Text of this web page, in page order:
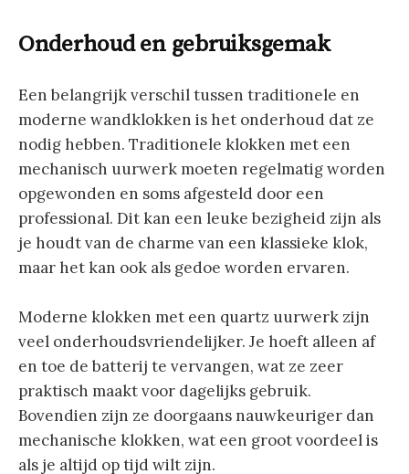
Onderhoud en gebruiksgemak
Een belangrijk verschil tussen traditionele en
moderne wandklokken is het onderhoud dat ze
nodig hebben. Traditionele klokken met een
mechanisch uurwerk moeten regelmatig worden
opgewonden en soms afgesteld door een
professional. Dit kan een leuke bezigheid zijn als
je houdt van de charme van een klassieke klok,
maar het kan ook als gedoe worden ervaren.
Moderne klokken met een quartz uurwerk zijn
veel onderhoudsvriendelijker. Je hoeft alleen af
en toe de batterij te vervangen, wat ze zeer
praktisch maakt voor dagelijks gebruik.
Bovendien zijn ze doorgaans nauwkeuriger dan
mechanische klokken, wat een groot voordeel is
als je altijd op tijd wilt zijn.